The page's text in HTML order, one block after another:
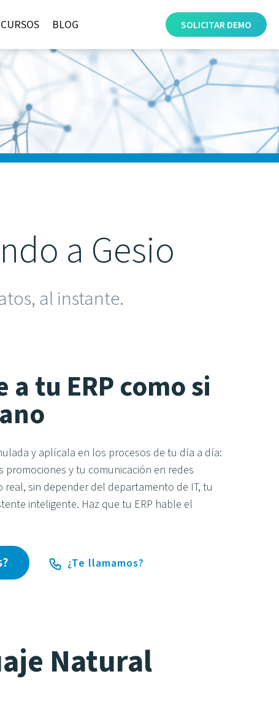
SOLICITARDEMO
BLOG
a Gesio
al instante.
tu ERP como si
y aplícala en los procesos de tu día a día:
promociones y tu comunicación en redes
real, sin depender del departamento de IT, tu
inteligente. Haz que tu ERP hable el
¿Te llamamos?
Natural